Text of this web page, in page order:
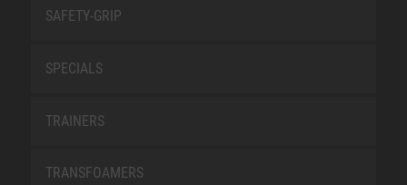
SAFETY-GRIP
SPECIALS
TRAINERS
TRANSFOAMERS